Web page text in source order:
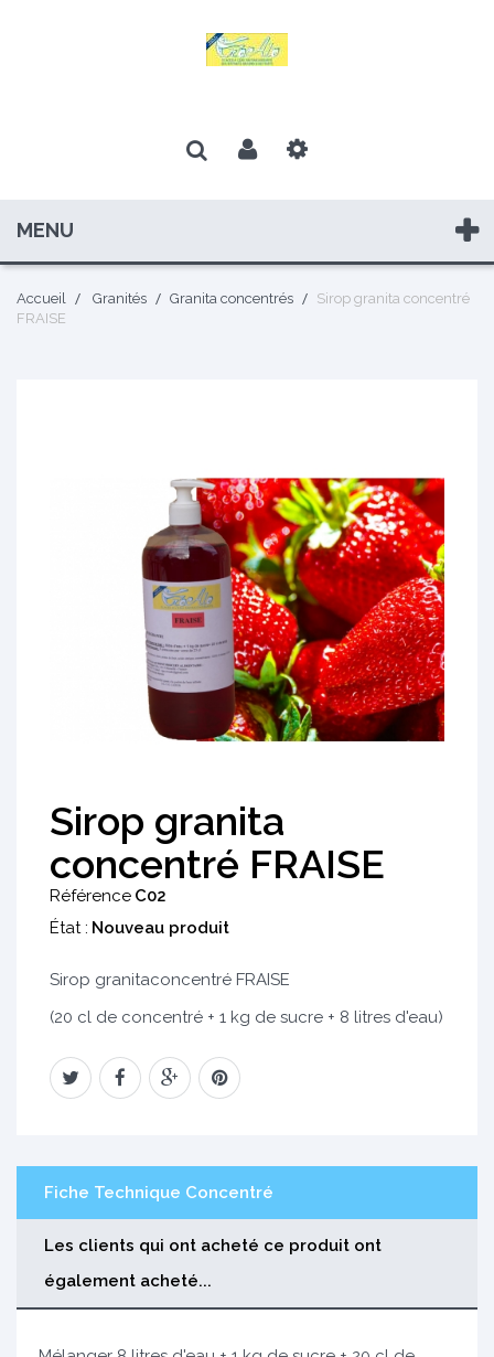
MENU
Accueil Granités Granita concentrés
Sirop granita concentré
FRAISE
Sirop granita
concentré FRAISE
Référence C02
État : Nouveau produit
Sirop granitaconcentré FRAISE
(20 cl de concentré + 1 kg de sucre + 8 litres d'eau)
Fiche Technique Concentré
Les clients qui ont acheté ce produit ont
également acheté...